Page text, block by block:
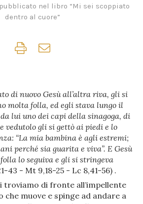
nel libro “Mi sei scoppiato
dentro al cuore”
di nuovo Gesù all’altra riva, gli si
molta folla, ed egli stava lungo il
lui uno dei capi della sinagoga, di
vedutolo gli si gettò ai piedi e lo
“La mia bambina è agli estremi;
perché sia guarita e viva”. E Gesù
lo seguiva e gli si stringeva
43 - Mt 9,18-25 - Lc 8,41-56) .
troviamo di fronte all’impellente
che muove e spinge ad andare a